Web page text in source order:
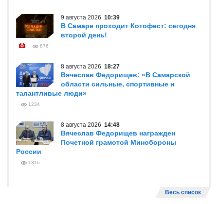
9 августа 2026 10:39
В Самаре проходит Котофест: сегодня
второй день!
876
8 августа 2026 18:27
Вячеслав Федорищев: «В Самарской
области сильные, спортивные и
талантливые люди»
1234
8 августа 2026 14:48
Вячеслав Федорищев награжден
Почетной грамотой Минобороны
России
1316
Весь список